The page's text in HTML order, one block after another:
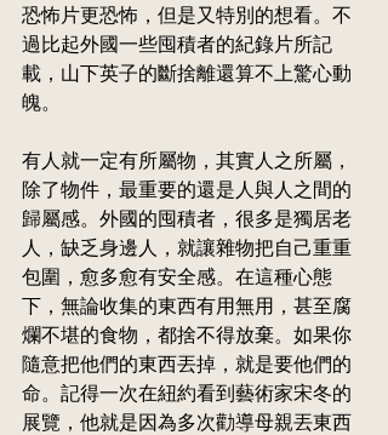
恐怖片更恐怖，但是又特別的想看。不
過比起外國一些囤積者的紀錄片所記
載，山下英子的斷捨離還算不上驚心動
魄。
有人就一定有所屬物，其實人之所屬，
除了物件，最重要的還是人與人之間的
歸屬感。外國的囤積者，很多是獨居老
人，缺乏身邊人，就讓雜物把自己重重
包圍，愈多愈有安全感。在這種心態
下，無論收集的東西有用無用，甚至腐
爛不堪的食物，都捨不得放棄。如果你
隨意把他們的東西丟掉，就是要他們的
命。記得一次在紐約看到藝術家宋冬的
展覽，他就是因為多次勸導母親丟東西